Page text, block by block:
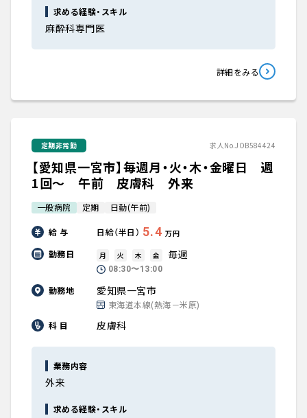
求める経験・スキル
麻酔科専門医
詳細をみる
定期非常勤 求人No.JOB584424
【愛知県一宮市】毎週月・火・木・金曜日 週
1回～ 午前 皮膚科 外来
一般病院 定期 日勤(午前)
給 与 日給（半日） 5.4 万円
勤務日 月 火 木 金 毎週
08:30〜13:00
勤務地 愛知県一宮市
東海道本線(熱海－米原)
科 目
皮膚科
業務内容
外来
求める経験・スキル